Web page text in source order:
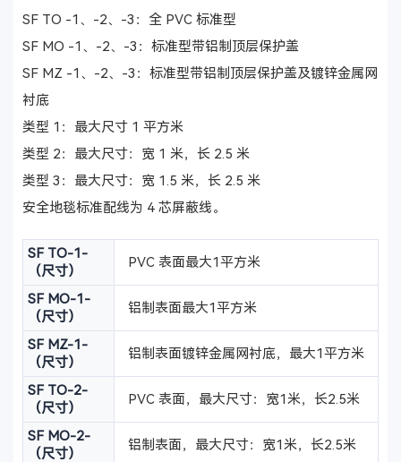
SF TO -1、-2、-3：全 PVC 标准型
SF MO -1、-2、-3：标准型带铝制顶层保护盖
SF MZ -1、-2、-3：标准型带铝制顶层保护盖及镀锌金属网
衬底
类型 1：最大尺寸 1 平方米
类型 2：最大尺寸：宽 1 米，长 2.5 米
类型 3：最大尺寸：宽 1.5 米，长 2.5 米
安全地毯标准配线为 4 芯屏蔽线。
SF TO-1-
（尺寸）
PVC 表面最大1平方米
SF MO-1-
（尺寸）
铝制表面最大1平方米
SF MZ-1-
（尺寸）
铝制表面镀锌金属网衬底，最大1平方米
SF TO-2-
（尺寸）
PVC 表面，最大尺寸：宽1米，长2.5米
SF MO-2-
（尺寸）
铝制表面，最大尺寸：宽1米，长2.5米